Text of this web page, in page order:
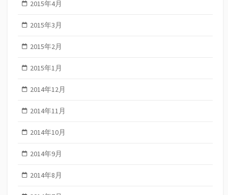
2015年4月
2015年3月
2015年2月
2015年1月
2014年12月
2014年11月
2014年10月
2014年9月
2014年8月